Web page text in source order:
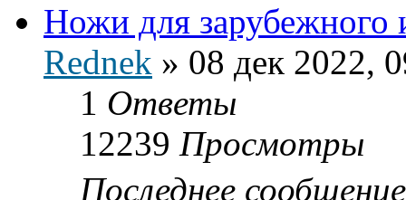
Ножи для зарубежного
Rednek » 08 дек 2022,
1 Ответы
12239 Просмотры
Последнее